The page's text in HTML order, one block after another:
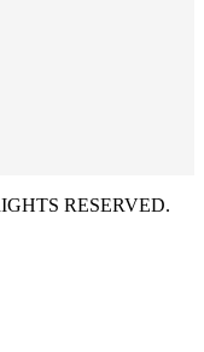
RESERVED.